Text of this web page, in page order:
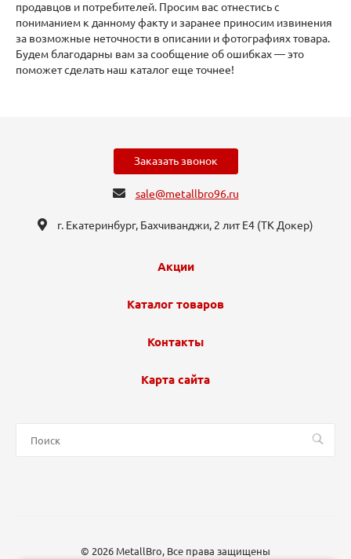
продавцов и потребителей. Просим вас отнестись с
пониманием к данному факту и заранее приносим извинения
за возможные неточности в описании и фотографиях товара.
Будем благодарны вам за сообщение об ошибках — это
поможет сделать наш каталог еще точнее!
Заказать звонок
sale@metallbro96.ru
г. Екатеринбург, ​Бахчиванджи, 2 лит Е4 (ТК Докер​)
Акции
Каталог товаров
Контакты
Карта сайта
© 2026 MetallBro, Все права защищены